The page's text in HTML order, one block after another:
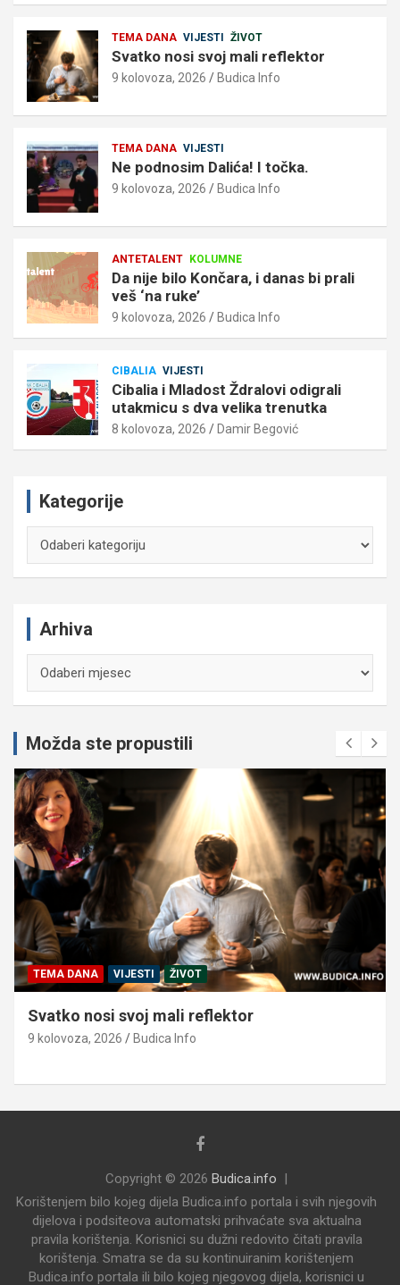
TEMA DANA VIJESTI ŽIVOT
Svatko nosi svoj mali reflektor
9 kolovoza, 2026 Budica Info
TEMA DANA VIJESTI
Ne podnosim Dalića! I točka.
9 kolovoza, 2026 Budica Info
ANTETALENT KOLUMNE
Da nije bilo Končara, i danas bi prali
veš ‘na ruke’
9 kolovoza, 2026 Budica Info
CIBALIA VIJESTI
Cibalia i Mladost Ždralovi odigrali
utakmicu s dva velika trenutka
8 kolovoza, 2026 Damir Begović
Kategorije
Arhiva
Možda ste propustili
TEMA DANA VIJESTI ŽIVOT
Svatko nosi svoj mali reflektor
9 kolovoza, 2026 Budica Info
Copyright © 2026 Budica.info
Korištenjem bilo kojeg dijela Budica.info portala i svih njegovih
dijelova i podsiteova automatski prihvaćate sva aktualna
pravila korištenja. Korisnici su dužni redovito čitati pravila
korištenja. Smatra se da su kontinuiranim korištenjem
Budica.info portala ili bilo kojeg njegovog dijela, korisnici u